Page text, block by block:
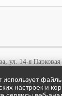
ул. 14-я
+7 (495)646
+7 (800)707
использует
настроек и